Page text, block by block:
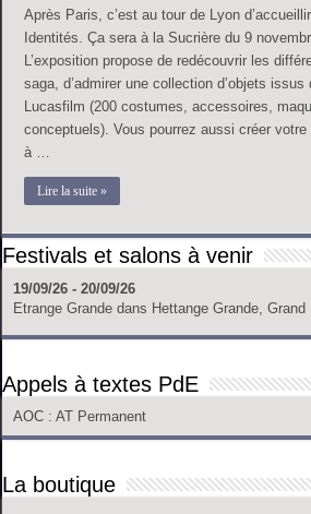
Après Paris, c’est au tour de Lyon
Identités. Ça sera à la Sucrière du 9
L’exposition propose de redécouvrir les
saga, d’admirer une collection d’objets
Lucasfilm (200 costumes, accessoires,
conceptuels). Vous pourrez aussi créer
à …
Lire la suite »
Festivals et salons à venir
19/09/26 - 20/09/26
Etrange Grande dans Hettange Grande, Grand
Appels à textes PdE
AOC : AT Permanent
La boutique